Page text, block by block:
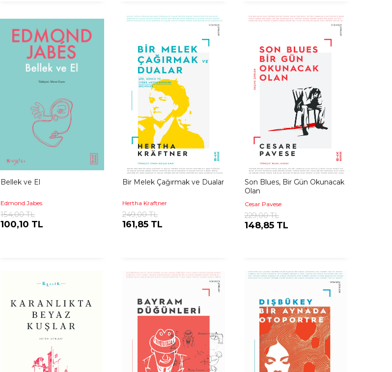
Bellek ve El
Edmond Jabes
154,00 TL
100,10 TL
Bir Melek Çağırmak ve Dualar
Hertha Kraftner
249,00 TL
161,85 TL
Son Blues, Bir Gün Okunacak
Olan
Cesar Pavese
229,00 TL
148,85 TL